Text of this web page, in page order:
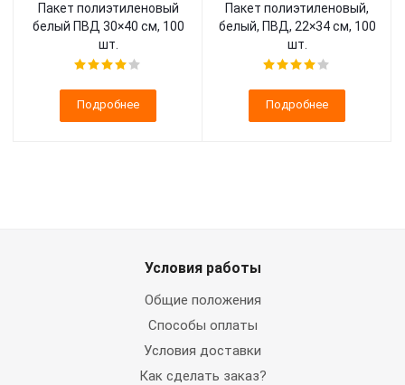
Пакет полиэтиленовый
белый ПВД 30×40 см, 100
шт.
Подробнее
Пакет полиэтиленовый,
белый, ПВД, 22×34 см, 100
шт.
Подробнее
Условия работы
Общие положения
Способы оплаты
Условия доставки
Как сделать заказ?